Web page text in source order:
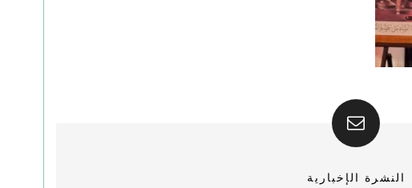
النشرة الإخبارية